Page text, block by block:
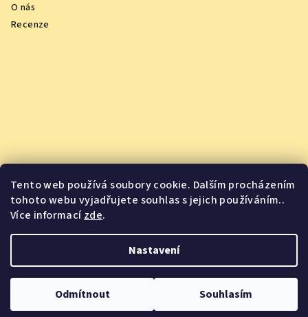
Tento web používá soubory cookie. Dalším procházením
tohoto webu vyjadřujete souhlas s jejich používáním..
Více informacízde.
Nastavení
Odmítnout Souhlasím
O nás
Recenze
Vychutnejte si oceněná vína z pohodlí domova
. Všechna práva vyhrazena.
Vytvořil Shoptet&PekneWeby